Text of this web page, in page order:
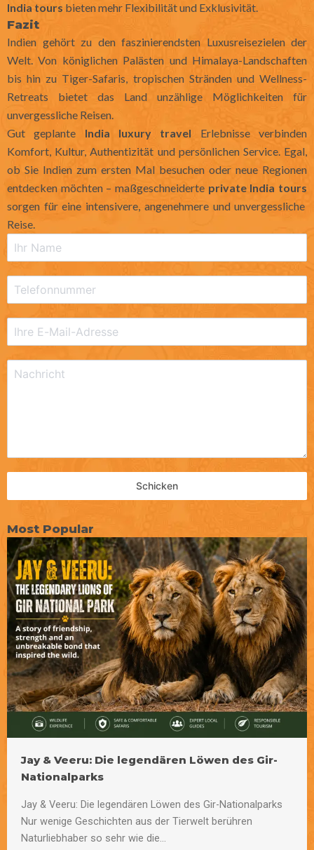
India tours bieten mehr Flexibilität und Exklusivität.
Fazit
Indien gehört zu den faszinierendsten Luxusreisezielen der
Welt. Von königlichen Palästen und Himalaya-Landschaften
bis hin zu Tiger-Safaris, tropischen Stränden und Wellness-
Retreats bietet das Land unzählige Möglichkeiten für
unvergessliche Reisen.
Gut geplante India luxury travel Erlebnisse verbinden
Komfort, Kultur, Authentizität und persönlichen Service. Egal,
ob Sie Indien zum ersten Mal besuchen oder neue Regionen
entdecken möchten – maßgeschneiderte private India tours
sorgen für eine intensivere, angenehmere und unvergessliche
Reise.
Schicken
Most Popular
Jay & Veeru: Die legendären Löwen des Gir-
Nationalparks
Jay & Veeru: Die legendären Löwen des Gir-Nationalparks
Nur wenige Geschichten aus der Tierwelt berühren
Naturliebhaber so sehr wie die...